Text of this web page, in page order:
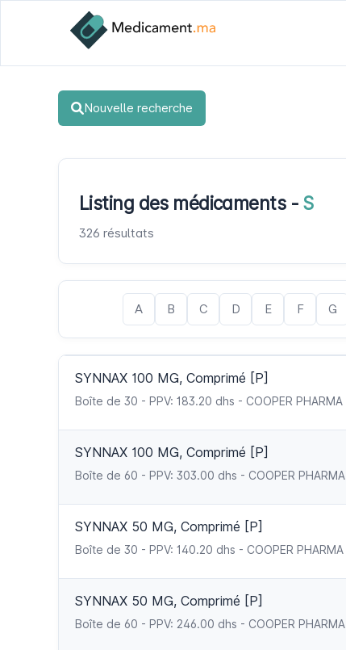
Nouvelle recherche
Listing des médicaments - S
326 résultats
A B C D E F G
SYNNAX 100 MG, Comprimé [P]
Boîte de 30 - PPV: 183.20 dhs - COOPER PHARMA
SYNNAX 100 MG, Comprimé [P]
Boîte de 60 - PPV: 303.00 dhs - COOPER PHARMA
SYNNAX 50 MG, Comprimé [P]
Boîte de 30 - PPV: 140.20 dhs - COOPER PHARMA
SYNNAX 50 MG, Comprimé [P]
Boîte de 60 - PPV: 246.00 dhs - COOPER PHARMA